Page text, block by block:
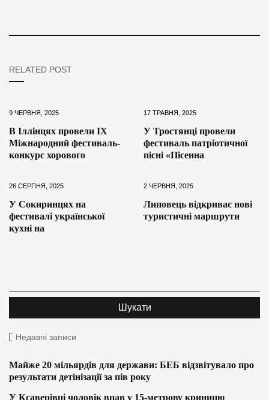
RELATED POST
9 ЧЕРВНЯ, 2025
В Іллінцях провели ІХ
Міжнародний фестиваль-
конкурс хорового
17 ТРАВНЯ, 2025
У Тростянці провели
фестиваль патріотичної
пісні «Пісенна
26 СЕРПНЯ, 2025
У Сокиринцях на
фестивалі української
кухні на
2 ЧЕРВНЯ, 2025
Липовець відкриває нові
туристичні маршрути
Недавні записи
Майже 20 мільярдів для держави: БЕБ відзвітувало про
результати детінізації за пів року
У Ксаверівці чоловік впав у 15-метрову криницю